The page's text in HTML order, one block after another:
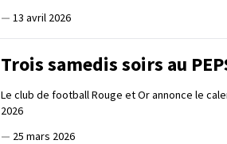
— 13 avril 2026
Trois samedis soirs au
Le club de football Rouge et Or annonce le
2026
— 25 mars 2026